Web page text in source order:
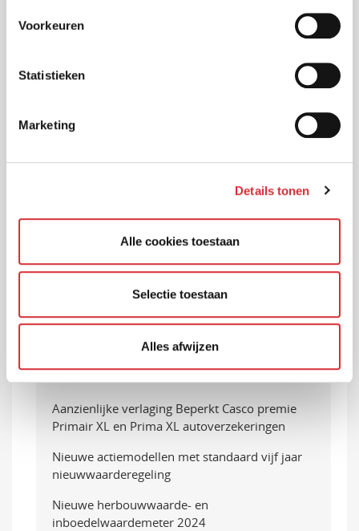
Voorkeuren
Statistieken
Marketing
Details tonen
Alle cookies toestaan
Selectie toestaan
Alles afwijzen
Gratis taxatie met Classic Car Ratings verlengd
Kantoor gesloten vanwege feestdagen
arbeidongeschiktheidsstelsel
Langere wachttijden schadeherstel
Bij Turien & Co. geven wij geen boetes, alleen
1Key over NIS2-richtlijn. Wat zijn de gevolgen en
hoe kun je je voorbereiden?
klanten
Aanzienlijke verlaging Beperkt Casco premie
Primair XL en Prima XL autoverzekeringen
Nieuwe actiemodellen met standaard vijf jaar
nieuwwaarderegeling
Nieuwe herbouwwaarde- en
inboedelwaardemeter 2024